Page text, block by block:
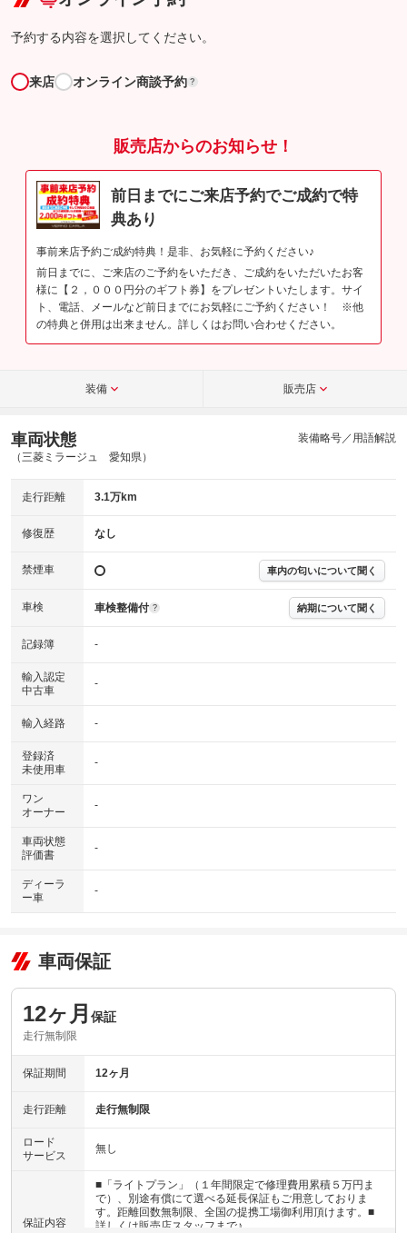
予約する内容を選択してください。
来店 オンライン商談予約 ?
販売店からのお知らせ！
前日までにご来店予約でご成約で特
典あり
事前来店予約ご成約特典！是非、お気軽に予約ください♪
前日までに、ご来店のご予約をいただき、ご成約をいただいたお客
様に【２，０００円分のギフト券】をプレゼントいたします。サイ
ト、電話、メールなど前日までにお気軽にご予約ください！ ※他
の特典と併用は出来ません。詳しくはお問い合わせください。
装備 販売店
車両状態
（三菱ミラージュ 愛知県）
装備略号／用語解説
走行距離 3.1万km
修復歴 なし
禁煙車 車内の匂いについて聞く
車検 車検整備付 ? 納期について聞く
記録簿 -
輸入認定
中古車
-
輸入経路 -
登録済
未使用車
-
ワン
オーナー
-
車両状態
評価書
-
ディーラ
ー車
-
車両保証
12ヶ月 保証
走行無制限
保証期間 12ヶ月
走行距離 走行無制限
ロード
サービス
無し
保証内容
■「ライトプラン」（１年間限定で修理費用累積５万円ま
で）、別途有償にて選べる延長保証もご用意しておりま
す。距離回数無制限、全国の提携工場御利用頂けます。■
詳しくは販売店スタッフまで♪